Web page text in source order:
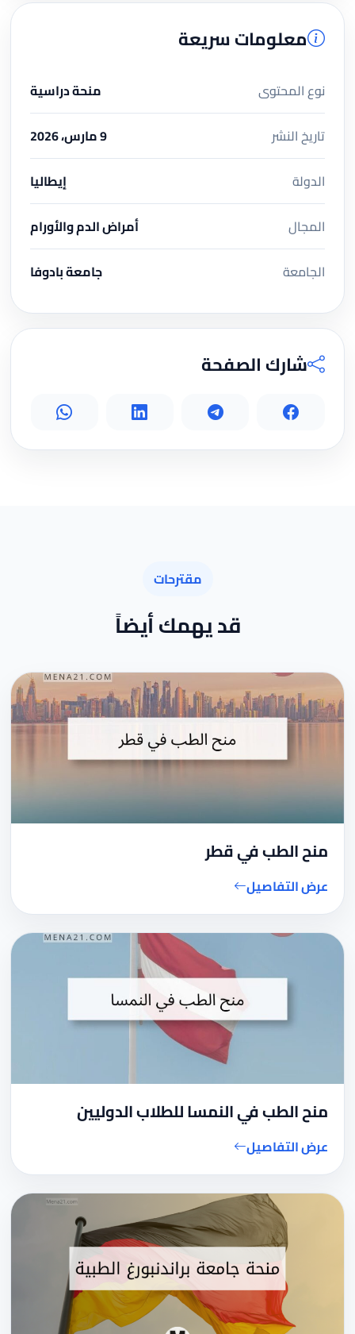
معلومات سريعة
نوع المحتوى
منحة دراسية
تاريخ النشر
9 مارس، 2026
الدولة
إيطاليا
المجال
أمراض الدم والأورام
الجامعة
جامعة بادوفا
شارك الصفحة
مقترحات
قد يهمك أيضاً
منح الطب في قطر
عرض التفاصيل
منح الطب في النمسا للطلاب الدوليين
عرض التفاصيل